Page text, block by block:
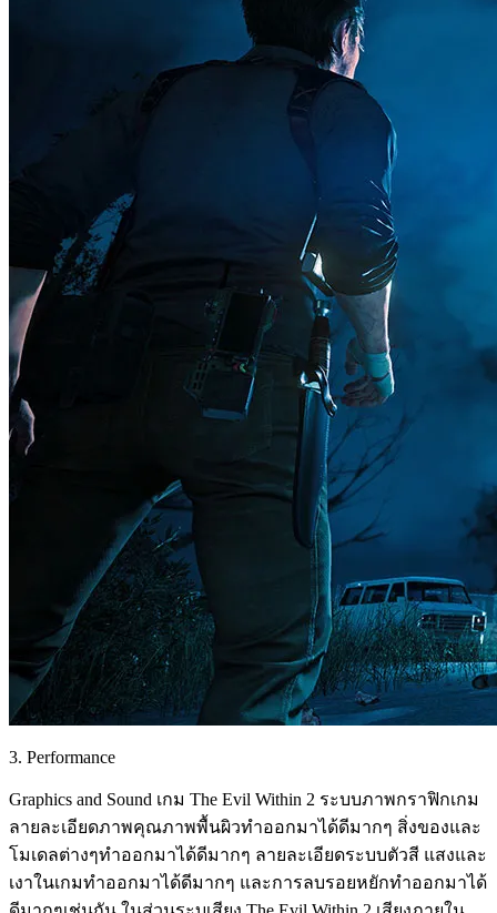
3. Performance
Graphics and Sound เกม The Evil Within 2 ระบบภาพกราฟิกเกม
ลายละเอียดภาพคุณภาพพื้นผิวทำออกมาได้ดีมากๆ สิ่งของและ
โมเดลต่างๆทำออกมาได้ดีมากๆ ลายละเอียดระบบตัวสี แสงและ
เงาในเกมทำออกมาได้ดีมากๆ และการลบรอยหยักทำออกมาได้